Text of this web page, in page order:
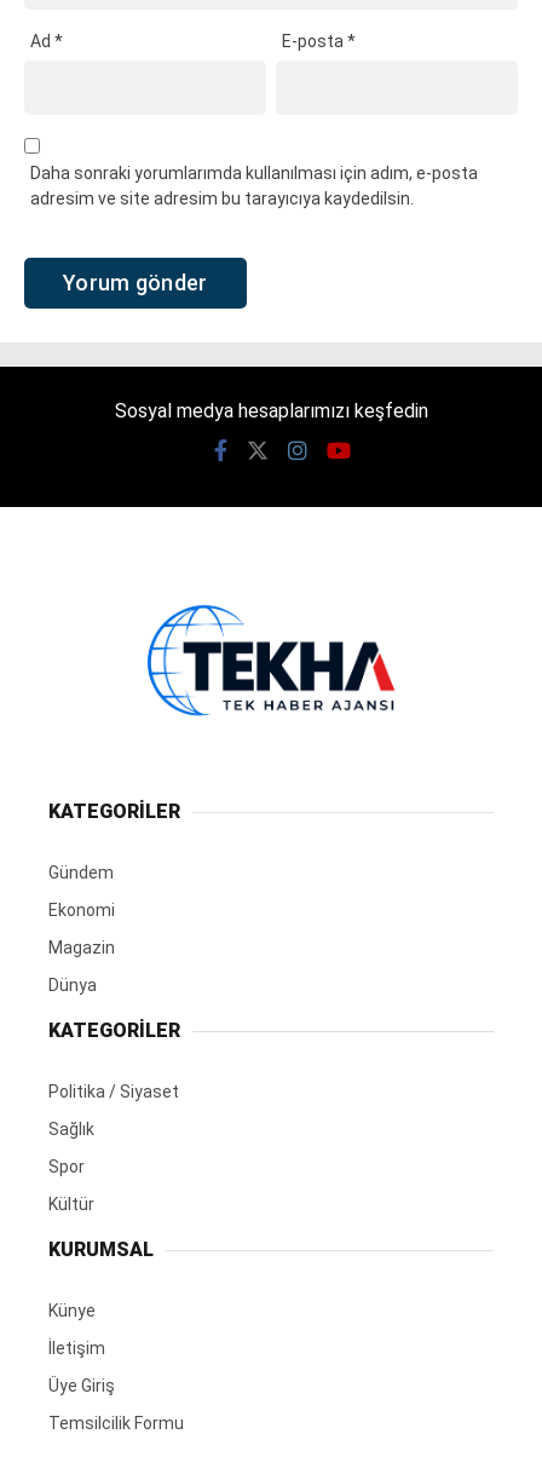
Ad * E-posta*
Daha sonraki yorumlarımda kullanılması için adım, e-posta
adresim ve site adresim bu tarayıcıya kaydedilsin.
Sosyal medya hesaplarımızı keşfedin
KATEGORİLER
Gündem
Ekonomi
Magazin
Dünya
KATEGORİLER
Politika / Siyaset
Sağlık
Spor
Kültür
KURUMSAL
Künye
İletişim
Üye Giriş
Temsilcilik Formu